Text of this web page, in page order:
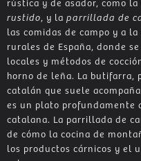
rústica y de asador, como la
rustido, y la parrillada de
las comidas de campo y a
rurales de España, donde
locales y métodos de
horno de leña. La butifarra,
catalán que suele
es un plato profundamente
catalana. La parrillada de
de cómo la cocina de
los productos cárnicos y el